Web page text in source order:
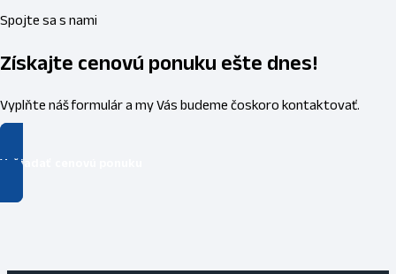
Spojte sa s nami
Získajte cenovú ponuku ešte dnes!
Vyplňte náš formulár a my Vás budeme čoskoro kontaktovať.
Vyžiadať cenovú ponuku